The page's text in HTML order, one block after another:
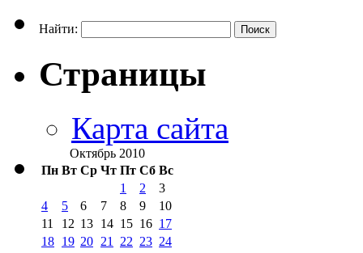
Найти:
Страницы
Карта сайта
Октябрь 2010
Пн Вт Ср Чт Пт Сб Вс
1 2
3
4
5 6 7 8 9
10
11
12 13 14 15 16 17
18 19 20 21 22 23 24